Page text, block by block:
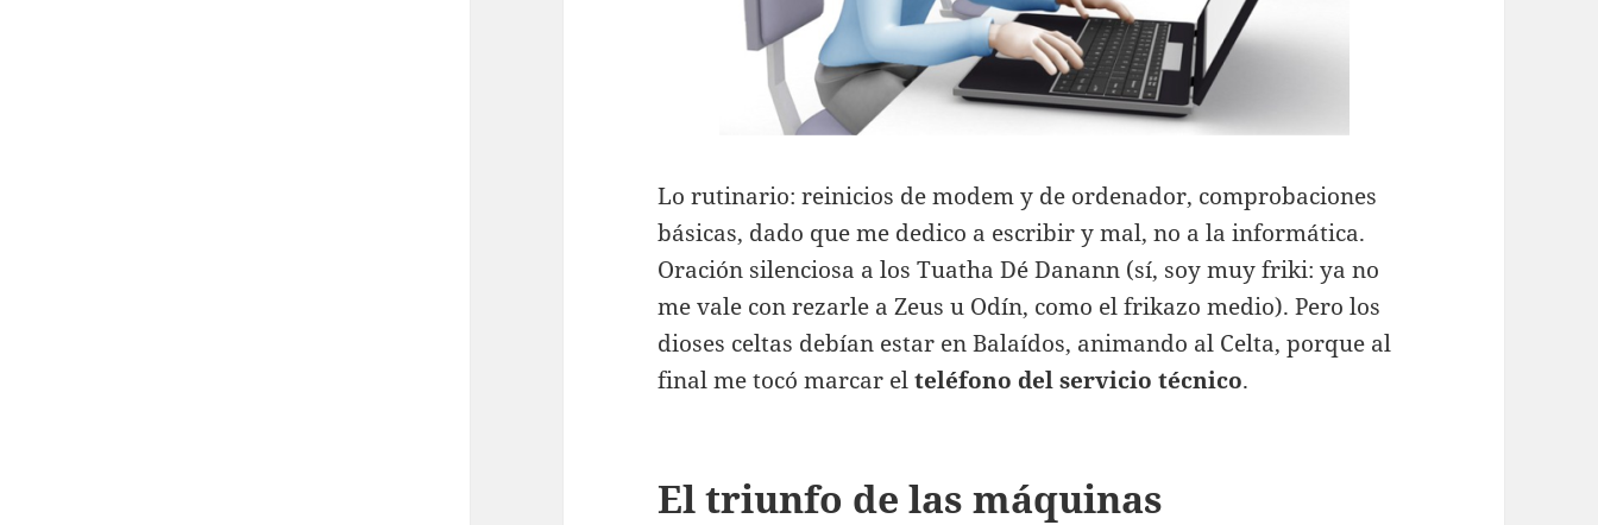
Lo rutinario: reinicios de modem y de ordenador, comprobaciones
básicas, dado que me dedico a escribir y mal, no a la informática.
Oración silenciosa a los Tuatha Dé Danann (sí, soy muy friki: ya no
me vale con rezarle a Zeus u Odín, como el frikazo medio). Pero los
dioses celtas debían estar en Balaídos, animando al Celta, porque al
final me tocó marcar elteléfono del servicio técnico.
El triunfo de las máquinas